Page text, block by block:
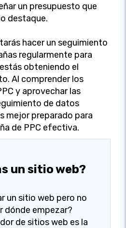
un presupuesto que
destaque.
hacer un seguimiento
regularmente para
obteniendo el
Al comprender los
y aprovechar las
de datos
mejor preparado para
de PPC efectiva.
un sitio web?
un sitio web pero no
dónde empezar?
de sitios web es la